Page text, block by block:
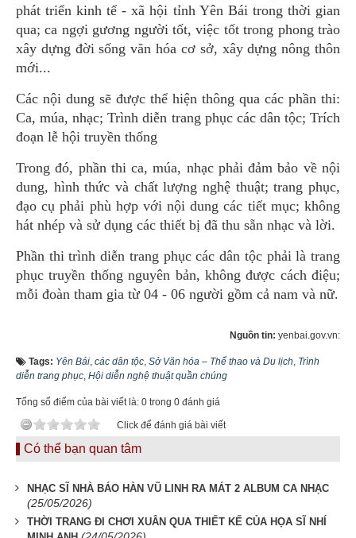
phát triển kinh tế - xã hội tỉnh Yên Bái trong thời gian
qua; ca ngợi gương người tốt, việc tốt trong phong trào
xây dựng đời sống văn hóa cơ sở, xây dựng nông thôn
mới...
Các nội dung sẽ được thể hiện thông qua các phần thi:
Ca, múa, nhạc; Trình diễn trang phục các dân tộc; Trích
đoạn lễ hội truyền thống
Trong đó, phần thi ca, múa, nhạc phải đảm bảo về nội
dung, hình thức và chất lượng nghệ thuật; trang phục,
đạo cụ phải phù hợp với nội dung các tiết mục; không
hát nhép và sử dụng các thiết bị đã thu sẵn nhạc và lời.
Phần thi trình diễn trang phục các dân tộc phải là trang
phục truyền thống nguyên bản, không được cách điệu;
mỗi đoàn tham gia từ 04 - 06 người gồm cả nam và nữ.
Nguồn tin: yenbai.gov.vn:
Tags: Yên Bái, các dân tộc, Sở Văn hóa – Thể thao và Du lịch, Trình
diễn trang phục, Hội diễn nghệ thuật quần chúng
Tổng số điểm của bài viết là: 0 trong 0 đánh giá
Click để đánh giá bài viết
Có thể bạn quan tâm
NHẠC SĨ NHÀ BÁO HÀN VŨ LINH RA MÁT 2 ALBUM CA NHẠC
(25/05/2026)
THỜI TRANG ĐI CHƠI XUÂN QUA THIẾT KẾ CỦA HỌA SĨ NHÍ